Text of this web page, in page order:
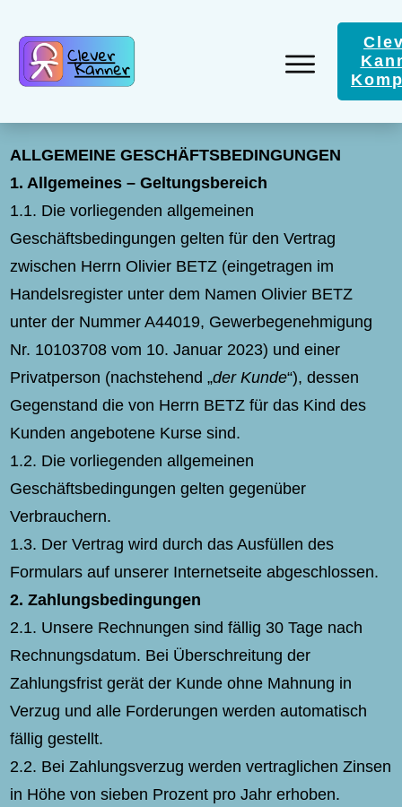
ALLGEMEINE GESCHÄFTSBEDINGUNGEN
1. Allgemeines – Geltungsbereich
1.1. Die vorliegenden allgemeinen
Geschäftsbedingungen gelten für den Vertrag
zwischen Herrn Olivier BETZ (eingetragen im
Handelsregister unter dem Namen Olivier BETZ
unter der Nummer A44019, Gewerbegenehmigung
Nr. 10103708 vom 10. Januar 2023) und einer
Privatperson (nachstehend „der Kunde“), dessen
Gegenstand die von Herrn BETZ für das Kind des
Kunden angebotene Kurse sind.
1.2. Die vorliegenden allgemeinen
Geschäftsbedingungen gelten gegenüber
Verbrauchern.
1.3. Der Vertrag wird durch das Ausfüllen des
Formulars auf unserer Internetseite abgeschlossen.
2. Zahlungsbedingungen
2.1. Unsere Rechnungen sind fällig 30 Tage nach
Rechnungsdatum. Bei Überschreitung der
Zahlungsfrist gerät der Kunde ohne Mahnung in
Verzug und alle Forderungen werden automatisch
fällig gestellt.
2.2. Bei Zahlungsverzug werden vertraglichen Zinsen
in Höhe von sieben Prozent pro Jahr erhoben.